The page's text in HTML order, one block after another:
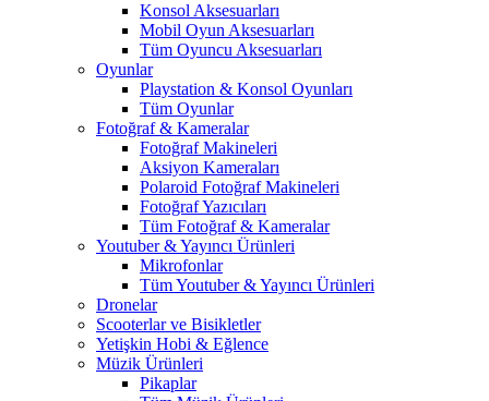
Konsol Aksesuarları
Mobil Oyun Aksesuarları
Tüm Oyuncu Aksesuarları
Oyunlar
Playstation & Konsol Oyunları
Tüm Oyunlar
Fotoğraf & Kameralar
Fotoğraf Makineleri
Aksiyon Kameraları
Polaroid Fotoğraf Makineleri
Fotoğraf Yazıcıları
Tüm Fotoğraf & Kameralar
Youtuber & Yayıncı Ürünleri
Mikrofonlar
Tüm Youtuber & Yayıncı Ürünleri
Dronelar
Scooterlar ve Bisikletler
Yetişkin Hobi & Eğlence
Müzik Ürünleri
Pikaplar